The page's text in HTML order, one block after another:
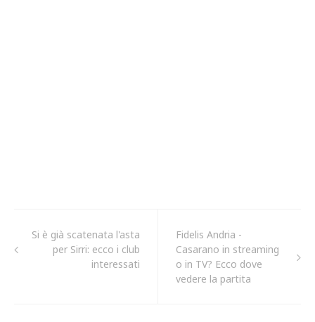
Si è già scatenata l'asta
per Sirri: ecco i club
interessati
Fidelis Andria -
Casarano in streaming
o in TV? Ecco dove
vedere la partita